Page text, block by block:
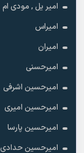
امیر یل , مودی ام
امیراس
امیران
امیرحسنی
امیرحسین اشرفی
امیرحسین امیری
امیرحسین پارسا
امیرحسین حدادی